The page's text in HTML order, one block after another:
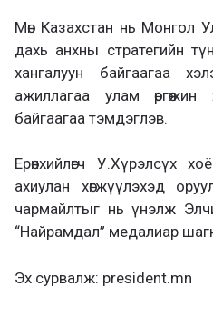
Мөн Казахстан нь Монгол
дахь анхны стратегийн
хангалуун байгаагаа
ажиллагаа улам өргөжин
байгаагаа тэмдэглэв.
Ерөнхийлөгч У.Хүрэлсүх
ахиулан хөгжүүлэхэд
чармайлтыг нь үнэлж
“Найрамдал” медалиар
Эх сурвалж: president.mn